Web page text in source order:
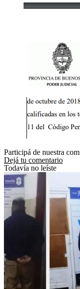
Participá de nuestra
Dejá tu comentario
Todavía no leíste